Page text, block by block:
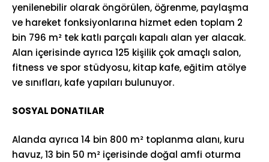
yenilenebilir olarak öngörülen, öğrenme, paylaşma
ve hareket fonksiyonlarına hizmet eden toplam 2
bin 796 m² tek katlı parçalı kapalı alan yer alacak.
Alan içerisinde ayrıca 125 kişilik çok amaçlı salon,
fitness ve spor stüdyosu, kitap kafe, eğitim atölye
ve sınıfları, kafe yapıları bulunuyor.
SOSYAL DONATILAR
Alanda ayrıca 14 bin 800 m² toplanma alanı, kuru
havuz, 13 bin 50 m² içerisinde doğal amfi oturma